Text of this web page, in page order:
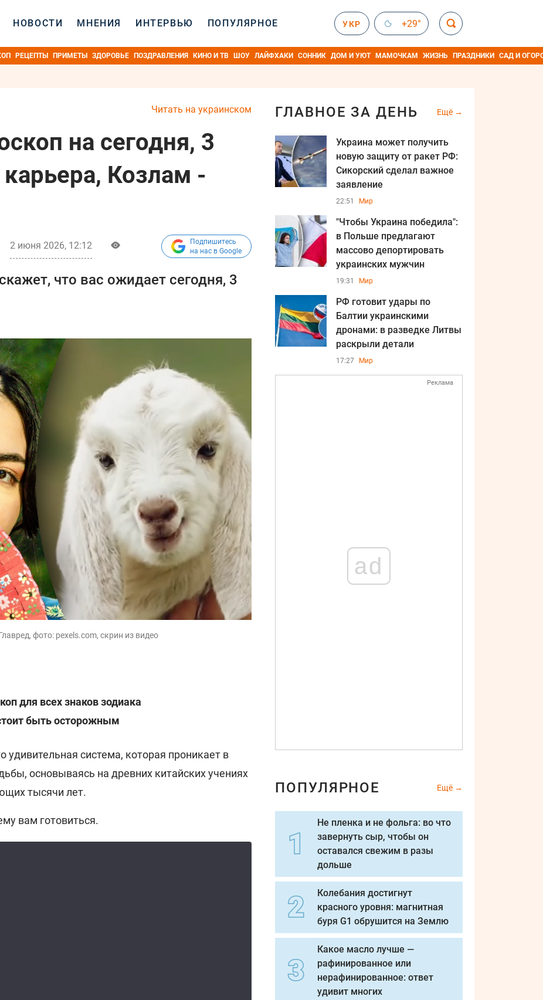
НОВОСТИ МНЕНИЯ ИНТЕРВЬЮ ПОПУЛЯРНОЕ УКР +29°
РЕЦЕПТЫ ПРИМЕТЫ ЗДОРОВЬЕ ПОЗДРАВЛЕНИЯ КИНО И ТВ ШОУ ЛАЙФХАКИ СОННИК ДОМ И УЮТ МАМОЧКАМ ЖИЗНЬ ПРАЗДНИКИ САД И
Читать на украинском
на сегодня, 3
Козлам -
2 июня 2026, 12:12
Подпишитесь
на нас в Google
что вас ожидает сегодня, 3
фото: pexels.com, скрин из видео
для всех знаков зодиака
быть осторожным
удивительная система, которая проникает в
основываясь на древних китайских учениях
тысячи лет.
вам готовиться.
ГЛАВНОЕ ЗА ДЕНЬ Ещё
Украина может получить
новую защиту от ракет РФ:
Сикорский сделал важное
заявление
22:51 Мир
"Чтобы Украина победила":
в Польше предлагают
массово депортировать
украинских мужчин
19:31 Мир
РФ готовит удары по
Балтии украинскими
дронами: в разведке Литвы
раскрыли детали
17:27 Мир
Реклама
ad
ПОПУЛЯРНОЕ Ещё
Не пленка и не фольга: во что
завернуть сыр, чтобы он
оставался свежим в разы
дольше
Колебания достигнут
красного уровня: магнитная
буря G1 обрушится на Землю
Какое масло лучше —
рафинированное или
нерафинированное: ответ
удивит многих